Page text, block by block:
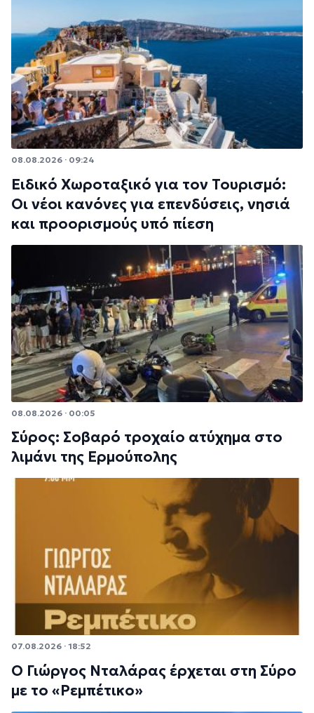
08.08.2026 · 09:24
Ειδικό Χωροταξικό για τον Τουρισμό:
Οι νέοι κανόνες για επενδύσεις, νησιά
και προορισμούς υπό πίεση
08.08.2026 · 00:05
Σύρος: Σοβαρό τροχαίο ατύχημα στο
λιμάνι της Ερμούπολης
07.08.2026 · 18:52
Ο Γιώργος Νταλάρας έρχεται στη Σύρο
με το «Ρεμπέτικο»